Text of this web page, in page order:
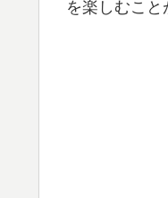
を楽しむこと